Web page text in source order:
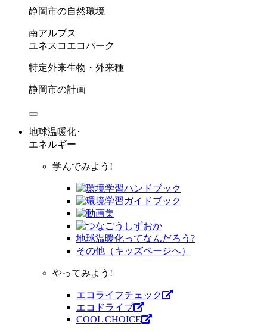
静岡市の自然環境
南アルプス
ユネスコエコパーク
特定外来生物・外来種
静岡市の計画
地球温暖化･
エネルギー
学んでみよう!
地球温暖化ってなんだろう?
その他（キッズページへ）
やってみよう!
エコライフチェック
エコドライブ
COOL CHOICE